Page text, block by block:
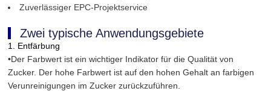
Zuverlässiger EPC-Projektservice
Zwei typische Anwendungsgebiete
1. Entfärbung
•Der Farbwert ist ein wichtiger Indikator für die Qualität von
Zucker. Der hohe Farbwert ist auf den hohen Gehalt an farbigen
Verunreinigungen im Zucker zurückzuführen.